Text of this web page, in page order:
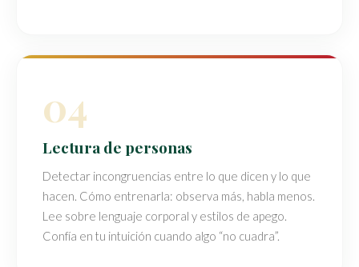
04
Lectura de personas
Detectar incongruencias entre lo que dicen y lo que
hacen. Cómo entrenarla: observa más, habla menos.
Lee sobre lenguaje corporal y estilos de apego.
Confía en tu intuición cuando algo “no cuadra”.